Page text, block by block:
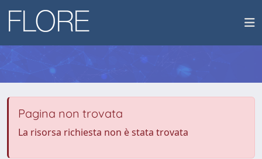
Pagina non trovata
La risorsa richiesta non è stata trovata